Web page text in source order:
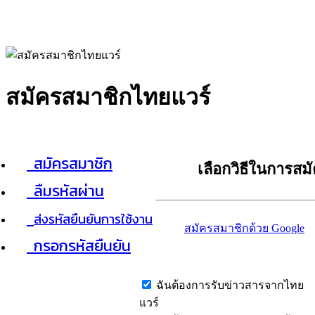
สมัครสมาชิกไทยแวร์
สมัครสมาชิก
ลืมรหัสผ่าน
ส่งรหัสยืนยันการใช้งาน
กรอกรหัสยืนยัน
เลือกวิธีในการส
สมัครสมาชิกด้วย Google
ฉันต้องการรับข่าวสารจากไทย
แวร์